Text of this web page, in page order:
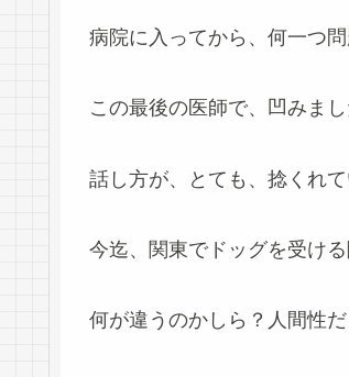
病院に入ってから、何一つ
この最後の医師で、凹みまし
話し方が、とても、捻くれて
今迄、関東でドッグを受け
何が違うのかしら？人間性だ